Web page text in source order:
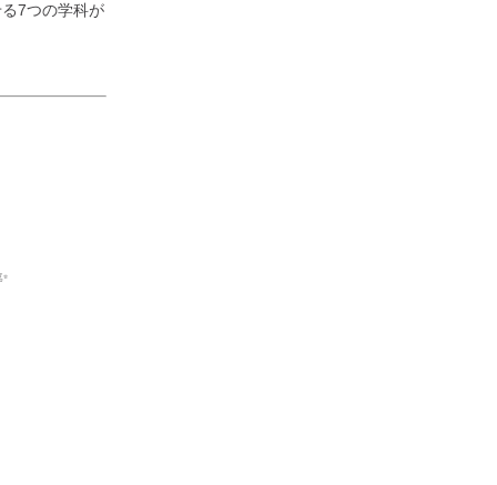
7つの学科が